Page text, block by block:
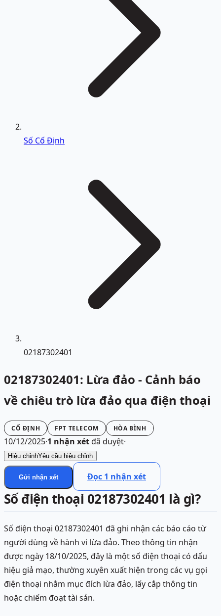
Số Cố Định
02187302401
02187302401: Lừa đảo - Cảnh báo
về chiêu trò lừa đảo qua điện thoại
CỐ ĐỊNH FPT TELECOM HÒA BÌNH
10/12/2025·1 nhận xétđã duyệt·
Hiệu chỉnhYêu cầu hiệu chỉnh
Gửi nhận xét Đọc 1 nhận xét
Số điện thoại 02187302401 là gì?
Số điện thoại 02187302401 đã ghi nhận các báo cáo từ
người dùng về hành vi lừa đảo. Theo thông tin nhận
được ngày 18/10/2025, đây là một số điện thoại có dấu
hiệu giả mạo, thường xuyên xuất hiện trong các vụ gọi
điện thoại nhằm mục đích lừa đảo, lấy cắp thông tin
hoặc chiếm đoạt tài sản.